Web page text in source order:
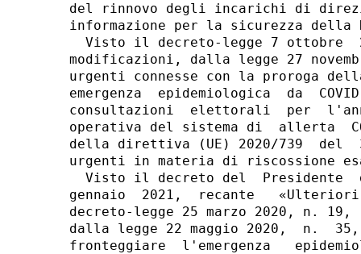
del rinnovo degli incarichi di
informazione per la sicurezza della
Visto il decreto-legge 7 ottobre
modificazioni, dalla legge 27
urgenti connesse con la proroga
emergenza  epidemiologica  da
consultazioni  elettorali  per
operativa del sistema di  allerta
della direttiva (UE) 2020/739  del
urgenti in materia di riscossione
Visto il decreto del  Presidente
gennaio  2021,  recante
decreto-legge 25 marzo 2020, n.
dalla legge 22 maggio 2020,  n.
fronteggiare  l'emergenza